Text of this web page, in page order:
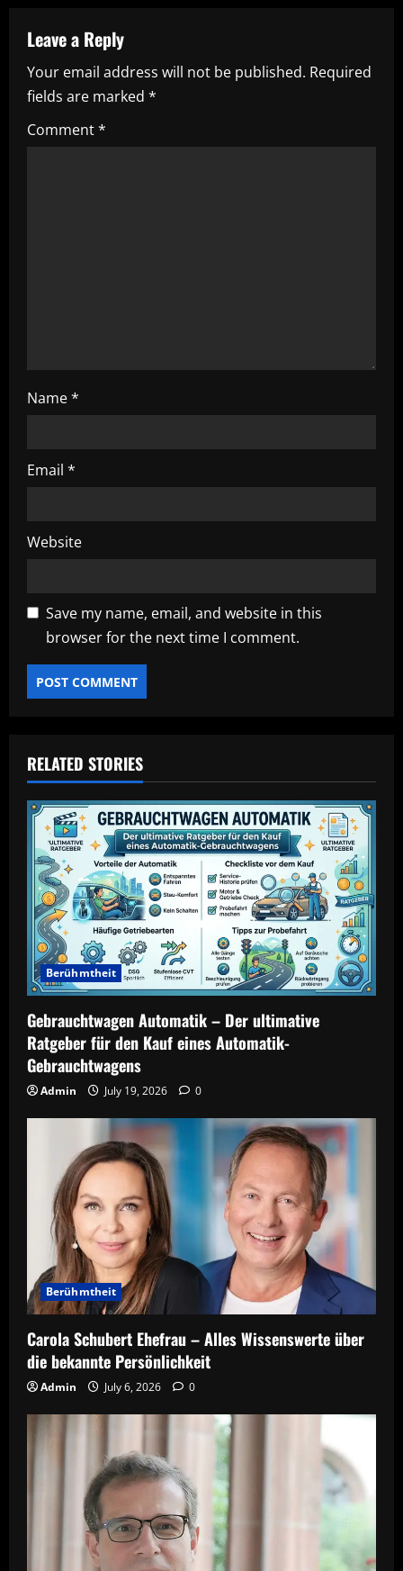
a
v
i
g
Leave a Reply
Your email address will not be published. Required
fields are marked *
Comment*
Name*
Email *
Website
Save my name, email, and website in this
browser for the next time I comment.
RELATED STORIES
Berühmtheit
Gebrauchtwagen Automatik – Der ultimative
Ratgeber für den Kauf eines Automatik-
Gebrauchtwagens
Admin July 19, 2026 0
Berühmtheit
Carola Schubert Ehefrau – Alles Wissenswerte über
die bekannte Persönlichkeit
Admin July 6, 2026 0